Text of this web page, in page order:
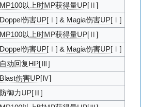
MP100以上时MP获得量UP[Ⅱ]
Doppel伤害UP[Ⅰ] & Magia伤害UP[Ⅰ]
MP100以上时MP获得量UP[Ⅱ]
Doppel伤害UP[Ⅰ] & Magia伤害UP[Ⅰ]
自动回复HP[Ⅲ]
Blast伤害UP[Ⅳ]
防御力UP[Ⅲ]